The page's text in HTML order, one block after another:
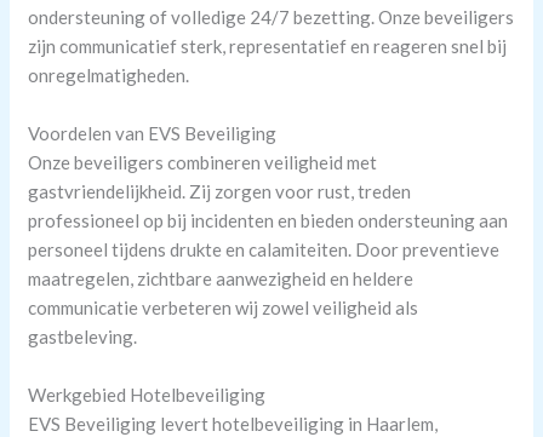
ondersteuning of volledige 24/7 bezetting. Onze beveiligers
zijn communicatief sterk, representatief en reageren snel bij
onregelmatigheden.
Voordelen van EVS Beveiliging
Onze beveiligers combineren veiligheid met
gastvriendelijkheid. Zij zorgen voor rust, treden
professioneel op bij incidenten en bieden ondersteuning aan
personeel tijdens drukte en calamiteiten. Door preventieve
maatregelen, zichtbare aanwezigheid en heldere
communicatie verbeteren wij zowel veiligheid als
gastbeleving.
Werkgebied Hotelbeveiliging
EVS Beveiliging levert hotelbeveiliging in Haarlem,